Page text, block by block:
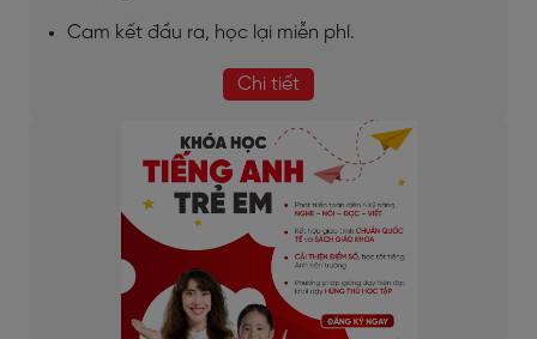
Cam kết đầu ra, học lại miễn phí.
Chi tiết